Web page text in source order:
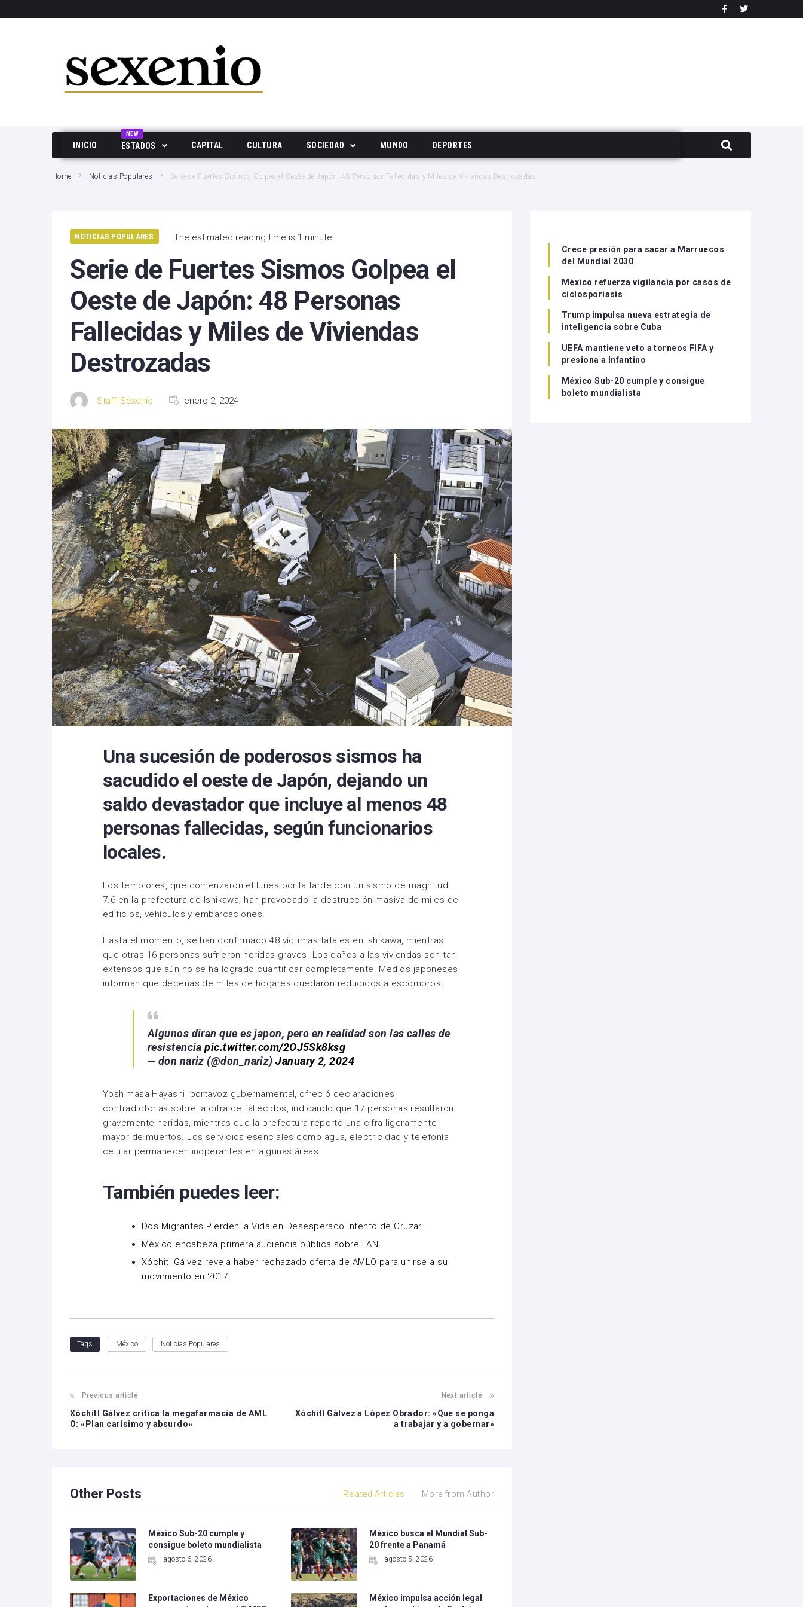
INICIO ESTADOS
NEW
Edo Mex
Hidalgo
Michoacan
Nuevo Leon
Oaxaca
Zacatecas
CAPITAL CULTURA SOCIEDAD MUNDO DEPORTES
Home Noticias Populares Serie de Fuertes Sismos Golpea el Oeste de Japón: 48 Personas Fallecidas y Miles de Viviendas Destrozadas
NOTICIAS POPULARES The estimated reading time is 1 minute
Serie de Fuertes Sismos Golpea el
Oeste de Japón: 48 Personas
Fallecidas y Miles de Viviendas
Destrozadas
Staff_Sexenio enero 2, 2024
Una sucesión de poderosos sismos ha
sacudido el oeste de Japón, dejando un
saldo devastador que incluye al menos 48
personas fallecidas, según funcionarios
locales.
Los temblores, que comenzaron el lunes por la tarde con un sismo de magnitud
7.6 en la prefectura de Ishikawa, han provocado la destrucción masiva de miles de
edificios, vehículos y embarcaciones.
Hasta el momento, se han confirmado 48 víctimas fatales en Ishikawa, mientras
que otras 16 personas sufrieron heridas graves. Los daños a las viviendas son tan
extensos que aún no se ha logrado cuantificar completamente. Medios japoneses
informan que decenas de miles de hogares quedaron reducidos a escombros.
Algunos diran que es japon, pero en realidad son las calles de
resistenciapic.twitter.com/2OJ5Sk8ksg
— don nariz (@don_nariz)January 2, 2024
Yoshimasa Hayashi, portavoz gubernamental, ofreció declaraciones
contradictorias sobre la cifra de fallecidos, indicando que 17 personas resultaron
gravemente heridas, mientras que la prefectura reportó una cifra ligeramente
mayor de muertos. Los servicios esenciales como agua, electricidad y telefonía
celular permanecen inoperantes en algunas áreas.
También puedes leer:
Dos Migrantes Pierden la Vida en Desesperado Intento de Cruzar
México encabeza primera audiencia pública sobre FANI
Xóchitl Gálvez revela haber rechazado oferta de AMLO para unirse a su
movimiento en 2017
Tags México Noticias Populares
Previous article
Xóchitl Gálvez critica la megafarmacia de AML
O: «Plan carísimo y absurdo»
Next article
Xóchitl Gálvez a López Obrador: «Que se ponga
a trabajar y a gobernar»
Other Posts Related Articles More from Author
México Sub-20 cumple y
consigue boleto mundialista
agosto 6, 2026
México busca el Mundial Sub-
20 frente a Panamá
agosto 5, 2026
Exportaciones de México
México impulsa acción legal
Crece presión para sacar a Marruecos
del Mundial 2030
México refuerza vigilancia por casos de
ciclosporiasis
Trump impulsa nueva estrategia de
inteligencia sobre Cuba
UEFA mantiene veto a torneos FIFA y
presiona a Infantino
México Sub-20 cumple y consigue
boleto mundialista
SEARCH THIS WEBSITE